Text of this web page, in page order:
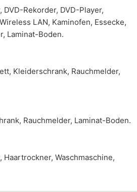
Rekorder, DVD-Player,
LAN, Kaminofen, Essecke,
Laminat-Boden.
Kleiderschrank, Rauchmelder,
Rauchmelder, Laminat-Boden.
Haartrockner, Waschmaschine,